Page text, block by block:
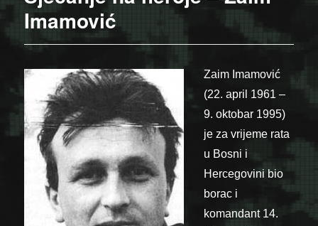
Imamović
Zaim Imamović
(22. april 1961 –
9. oktobar 1995)
je za vrijeme rata
u Bosni i
Hercegovini bio
borac i
komandant 14.